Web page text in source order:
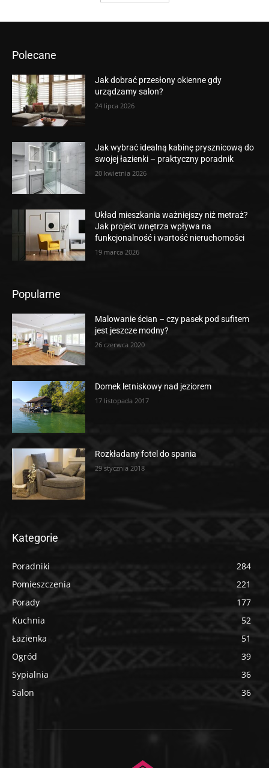
Polecane
Jak dobrać przesłony okienne gdy
urządzamy salon?
24 lipca 2026
Jak wybrać idealną kabinę prysznicową do
swojej łazienki – praktyczny poradnik
20 kwietnia 2026
Układ mieszkania ważniejszy niż metraż?
Jak projekt wnętrza wpływa na
funkcjonalność i wartość nieruchomości
19 marca 2026
Popularne
Malowanie ścian – czy pasek pod sufitem
jest jeszcze modny?
26 czerwca 2020
Domek letniskowy nad jeziorem
17 listopada 2017
Rozkładany fotel do spania
29 stycznia 2018
Kategorie
Poradniki
284
Pomieszczenia
221
Porady
177
Kuchnia
52
Łazienka
51
Ogród
39
Sypialnia
36
Salon
36